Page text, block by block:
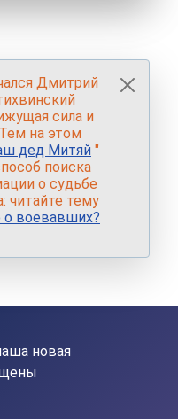
Дмитрий
сила и
на этом
дед Митяй "
поиска
о судьбе
читайте тему
воевавших?
новая